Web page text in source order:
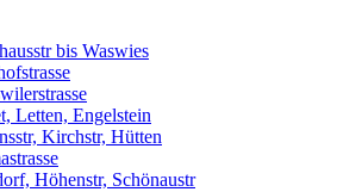
bis Waswies
Letten, Engelstein
Kirchstr, Hütten
Höhenstr, Schönaustr